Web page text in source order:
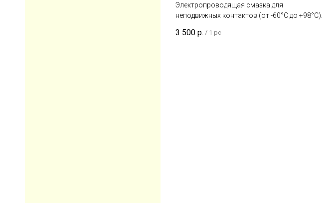
Электропроводящая смазка для
неподвижных контактов (от -60°C до +98°C).
3 500 р. / 1 pc